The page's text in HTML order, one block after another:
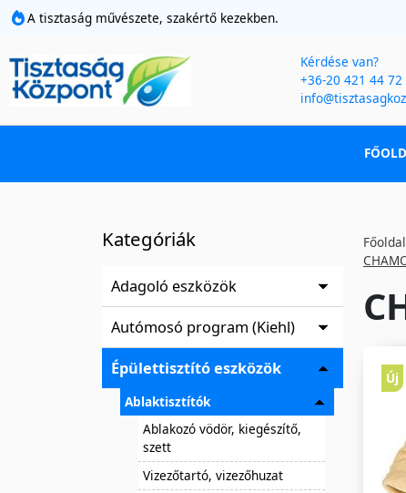
A tisztaság művészete, szakértő kezekben.
Kérdése van?
+36-20 421 44 72
Kategóriák
Adagoló eszközök
Autómosó program (Kiehl)
Épülettisztító eszközök
Ablaktisztítók
Ablakozó vödör, kiegészítő,
szett
Vizezőtartó, vizezőhuzat
Főoldal
Új